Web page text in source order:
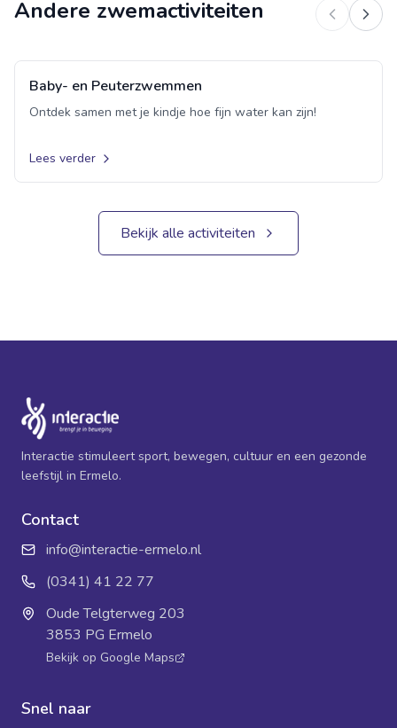
Andere zwemactiviteiten
Groepsles
Baby- en Peuterzwemmen
Ontdek samen met je kindje hoe fijn water kan zijn!
Lees verder
Bekijk alle activiteiten
Interactie stimuleert sport, bewegen, cultuur en een gezonde
leefstijl in Ermelo.
Contact
info@interactie-ermelo.nl
(0341) 41 22 77
Oude Telgterweg 203
3853 PG Ermelo
Bekijk op Google Maps
Snel naar